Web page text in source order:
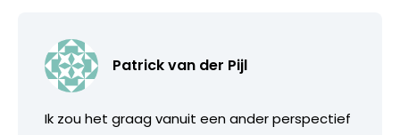
Patrick van der Pijl
Ik zou het graag vanuit een ander perspectief